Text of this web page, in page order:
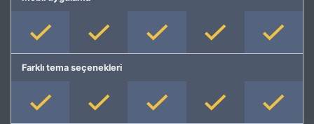
Farklı tema seçenekleri